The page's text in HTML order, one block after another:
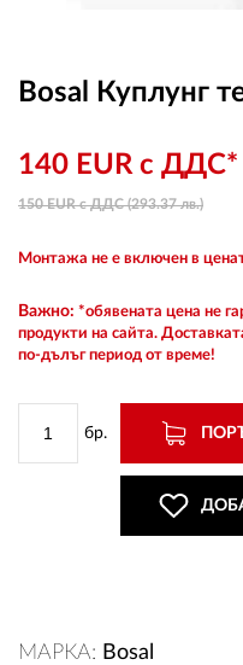
Bosal Куплунг
140 EUR с ДДС*
150 EUR с ДДС (293.37 лв.)
Монтажа не е включен в
Важно: *обявената цена не
продукти на сайта.
по-дълъг период от време!
бр.
МАРКА: Bosal
РЕГИСТРАЦИЯ
КОНТАКТИ
ОБЩИ УСЛОВИЯ
СТОКИ НА КРЕДИТ
ПОЛИТИКА ЗА БИСКВИТКИ